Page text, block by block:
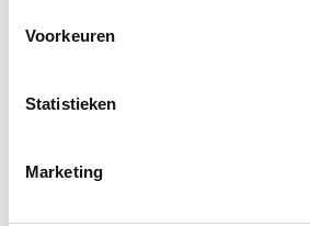
Voorkeuren
Statistieken
Marketing